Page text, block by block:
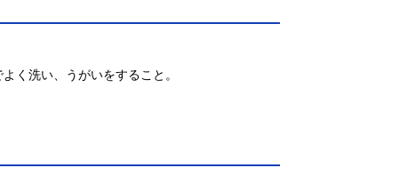
く洗い、うがいをすること。